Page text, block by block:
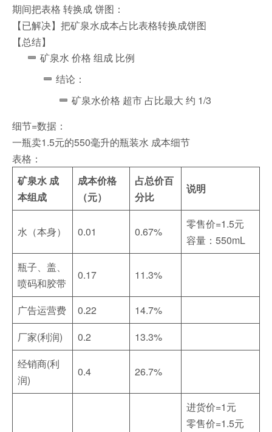
期间把表格 转换成 饼图：
【已解决】把矿泉水成本占比表格转换成饼图
【总结】
矿泉水 价格 组成 比例
结论：
矿泉水价格 超市 占比最大 约 1/3
细节=数据：
一瓶卖1.5元的550毫升的瓶装水 成本细节
表格：
矿泉水 成
本组成
成本价格
（元）
占总价百
分比
说明
水（本身） 0.01 0.67%
零售价=1.5元
容量：550mL
瓶子、盖、
喷码和胶带
0.17 11.3%
广告运营费 0.22
14.7%
厂家(利润)
0.2
13.3%
经销商(利
润)
0.4 26.7%
进货价=1元
零售价=1.5元